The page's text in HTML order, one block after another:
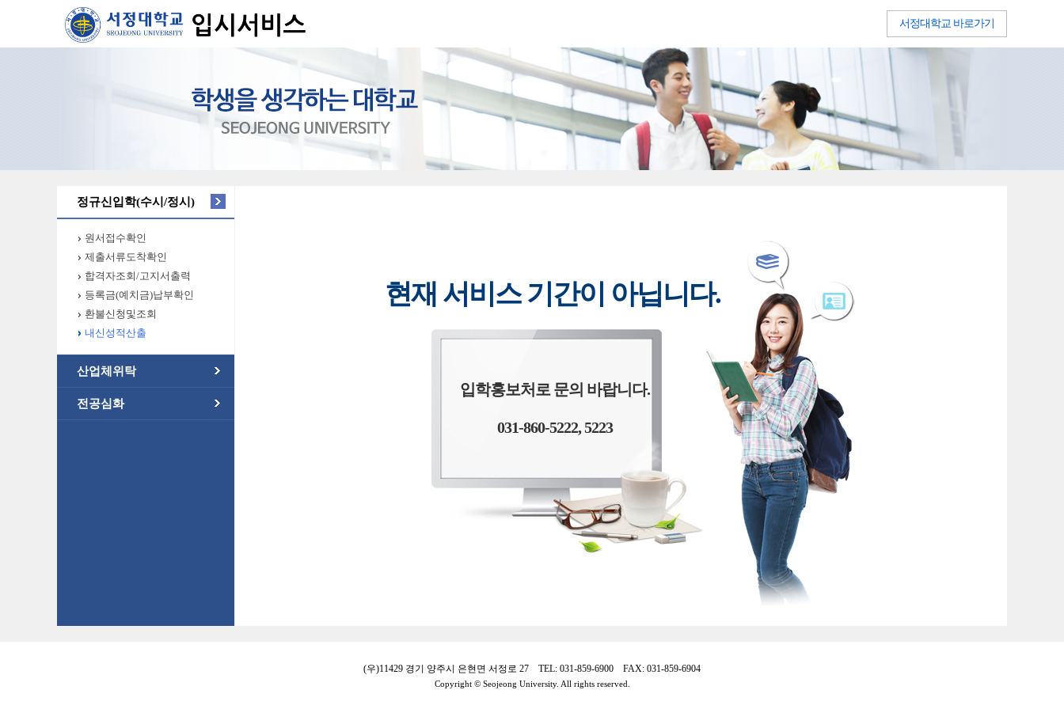
서정대학교 바로가기
정규신입학(수시/정시)
원서접수확인
제출서류도착확인
합격자조회/고지서출력
등록금(예치금)납부확인
환불신청및조회
내신성적산출
산업체위탁
전공심화
현재 서비스 기간이 아닙니다.
입학홍보처로 문의 바랍니다.
031-860-5222, 5223
(우)11429 경기 양주시 은현면 서정로 27 TEL: 031-859-6900 FAX: 031-859-6904
Copyright © Seojeong University. All rights reserved.